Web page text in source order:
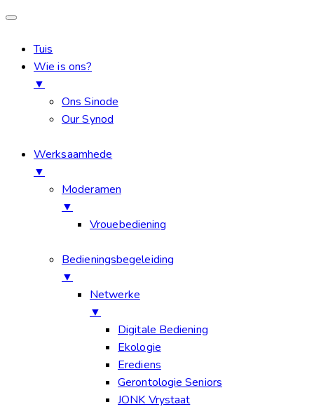
Tuis
Wie is ons?
▼
Ons Sinode
Our Synod
Werksaamhede
▼
Moderamen
▼
Vrouebediening
Bedieningsbegeleiding
▼
Netwerke
▼
Digitale Bediening
Ekologie
Erediens
Gerontologie Seniors
JONK Vrystaat